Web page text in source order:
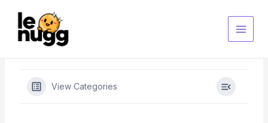
contenu
View Categories